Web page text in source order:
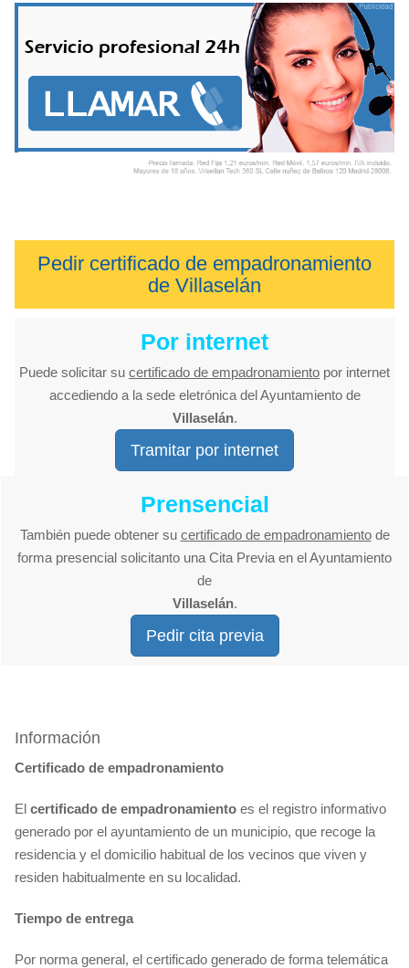
Pedir certificado de empadronamiento
de Villaselán
Por internet
Puede solicitar su certificado de empadronamiento por internet
accediendo a la sede eletrónica del Ayuntamiento de
Villaselán.
Tramitar por internet
Prensencial
También puede obtener su certificado de empadronamientode
forma presencial solicitanto una Cita Previa en el Ayuntamiento
de
Villaselán.
Pedir cita previa
Información
Certificado de empadronamiento
El certificado de empadronamiento es el registro informativo
generado por el ayuntamiento de un municipio, que recoge la
residencia y el domicilio habitual de los vecinos que viven y
residen habitualmente en su localidad.
Tiempo de entrega
Por norma general, el certificado generado de forma telemática